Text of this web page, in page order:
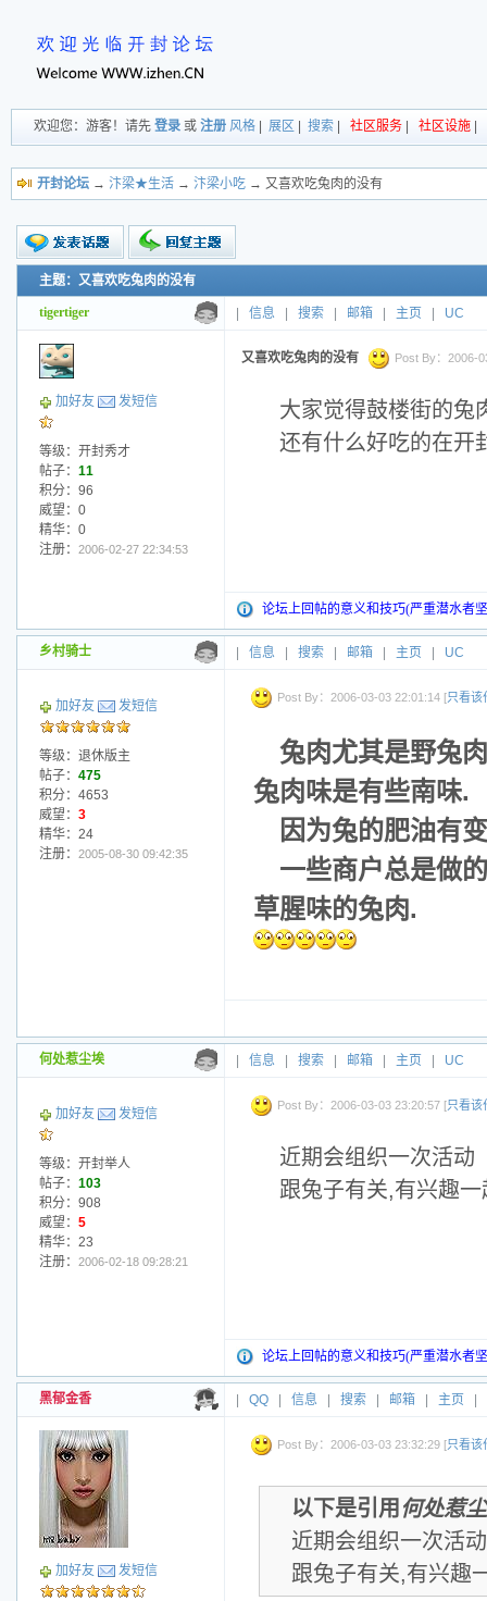
欢迎您：游客！请先 登录 或 注册 风格 展区 搜索 社区服务 社区设施
开封论坛 → 汴梁★生活 → 汴梁小吃 → 又喜欢吃兔肉的没有
新的主题
投票帖
交易帖
小字报
主题：又喜欢吃兔肉的没有
tigertiger 信息 搜索 邮箱 主页 UC
加好友 发短信
等级：开封秀才
帖子： 11
积分：96
威望：0
精华：0
注册： 2006-02-27 22:34:53
又喜欢吃兔肉的没有 Post By：2006-
大家觉得鼓楼街的兔
还有什么好吃的在开
论坛上回帖的意义和技巧(严重潜水者
乡村骑士 信息 搜索 邮箱 主页 UC
加好友 发短信
等级：退休版主
帖子： 475
积分：4653
威望： 3
精华：24
注册： 2005-08-30 09:42:35
Post By：2006-03-03 22:01:14 [只看该
兔肉尤其是野兔
兔肉味是有些南味.
因为兔的肥油有
一些商户总是做
草腥味的兔肉.
何处惹尘埃 信息 搜索 邮箱 主页 UC
加好友 发短信
等级：开封举人
帖子： 103
积分：908
威望： 5
精华：23
注册： 2006-02-18 09:28:21
Post By：2006-03-03 23:20:57 [只看该
近期会组织一次活动
跟兔子有关,有兴趣一
论坛上回帖的意义和技巧(严重潜水者
黑郁金香 QQ 信息 搜索 邮箱 主页
加好友 发短信
Post By：2006-03-03 23:32:29 [只看该
以下是引用 何处惹
近期会组织一次活动
跟兔子有关,有兴趣